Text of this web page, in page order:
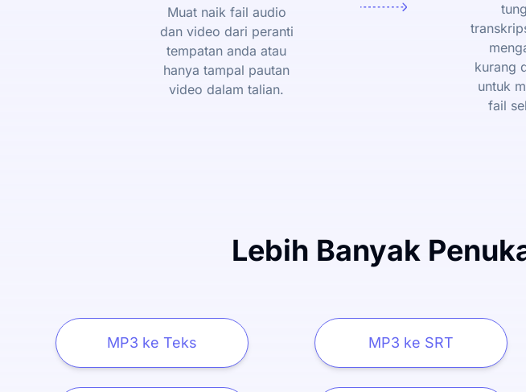
Muat naik fail audio
dan video dari peranti
tempatan anda atau
hanya tampal pautan
video dalam talian.
kurang
untuk
fail
Lebih Banyak
MP3 ke Teks MP3 ke SRT